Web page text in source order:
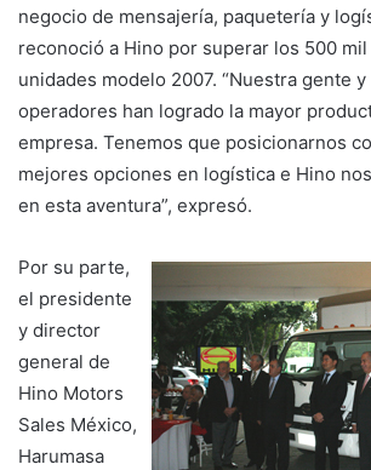
negocio de mensajería, paquetería y
reconoció a Hino por superar los 500 mil
unidades modelo 2007. “Nuestra gente
operadores han logrado la mayor
empresa. Tenemos que posicionarnos
mejores opciones en logística e Hino
en esta aventura”, expresó.
Por su parte,
el presidente
y director
general de
Hino Motors
Sales México,
Harumasa